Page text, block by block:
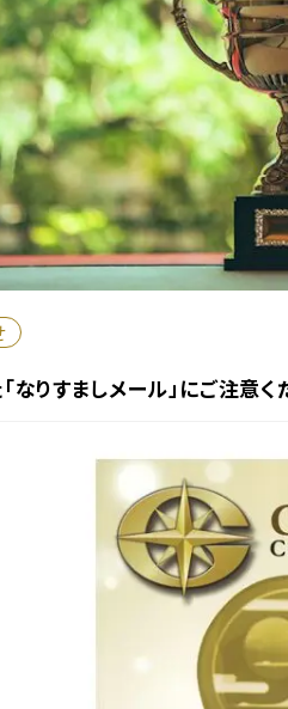
なりすましメール」にご注意く